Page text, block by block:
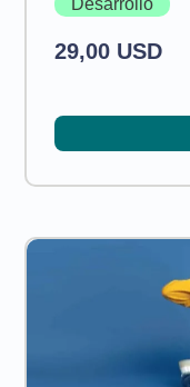
Desarrollo
29,00 USD